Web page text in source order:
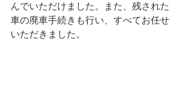
んでいただけました。また、残された
車の廃車手続きも行い、すべてお任せ
いただきました。